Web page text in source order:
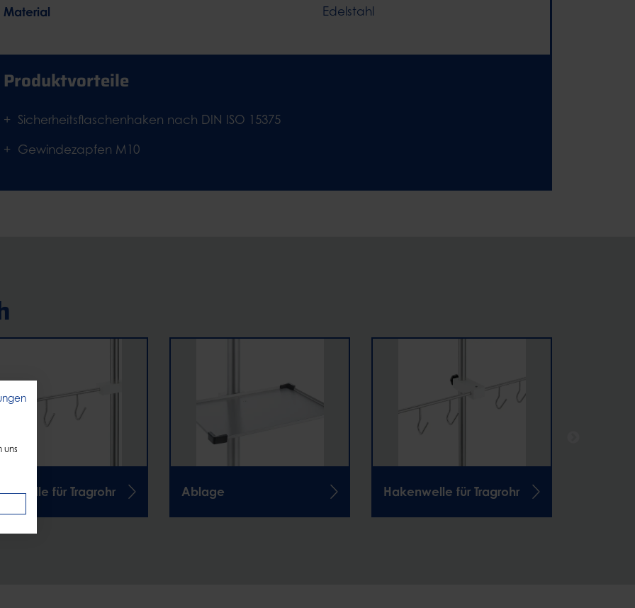
Material Edelstahl
Produktvorteile
Sicherheitsflaschenhaken nach DIN ISO 15375
Gewindezapfen M10
für Tragrohr Ablage Hakenwelle für Tragrohr
uns